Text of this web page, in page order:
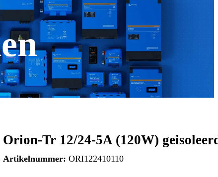
Orion-Tr 12/24-5A (120W)
Artikelnummer: ORI122410110